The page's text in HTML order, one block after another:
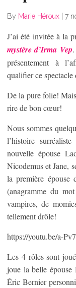
By Marie Héroux | 7
J’ai été invitée à la
mystère d’Irma Vep
présentement à
qualifier ce spectacle
De la pure folie!
rire de bon cœur!
Nous sommes
l’histoire
nouvelle épouse
Nicodemus et Jane,
la première
(anagramme du
vampires, de
tellement drôle!
https://youtu.be/a-
Les 4 rôles sont
joue la belle
Éric Bernier